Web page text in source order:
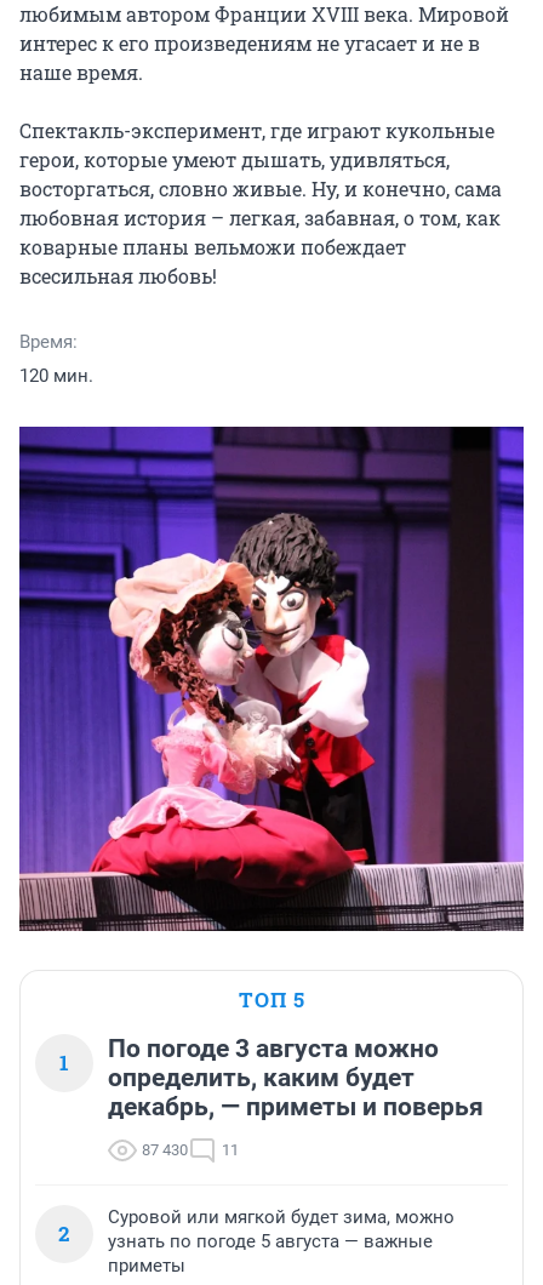
любимым автором Франции XVIII века. Мировой
интерес к его произведениям не угасает и не в
наше время.
Спектакль-эксперимент, где играют кукольные
герои, которые умеют дышать, удивляться,
восторгаться, словно живые. Ну, и конечно, сама
любовная история – легкая, забавная, о том, как
коварные планы вельможи побеждает
всесильная любовь!
Время:
120 мин.
ТОП 5
1
По погоде 3 августа можно
определить, каким будет
декабрь, — приметы и поверья
87 430 11
2
Суровой или мягкой будет зима, можно
узнать по погоде 5 августа — важные
приметы